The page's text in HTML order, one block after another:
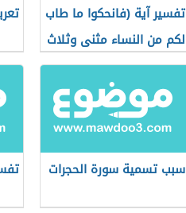
تفسير آية (فانحكوا ما طاب
لكم من النساء مثنى وثلاث
ورباع)
سبب تسمية سورة الحجرات